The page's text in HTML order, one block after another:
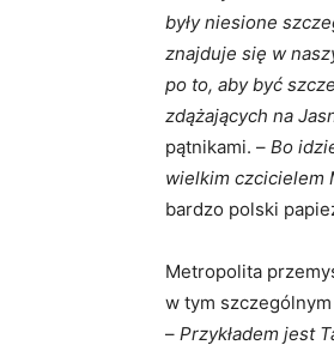
były niesione
znajduje się w
po to, aby być
zdążających na
pątnikami. – Bo
wielkim czcicielem
bardzo polski
Metropolita
w tym
– Przykładem jest